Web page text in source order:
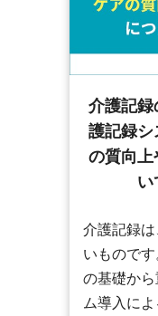
介護記録
護記録シ
の質向上
い
介護記録
いもので
の基礎か
ム導入に